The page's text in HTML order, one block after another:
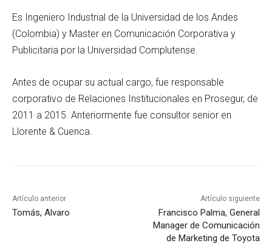
Es Ingeniero Industrial de la Universidad de los Andes
(Colombia) y Master en Comunicación Corporativa y
Publicitaria por la Universidad Complutense.
Antes de ocupar su actual cargo, fue responsable
corporativo de Relaciones Institucionales en Prosegur, de
2011 a 2015. Anteriormente fue consultor senior en
Llorente & Cuenca.
Artículo anterior
Tomás, Alvaro
Artículo siguiente
Francisco Palma, General
Manager de Comunicación
de Marketing de Toyota